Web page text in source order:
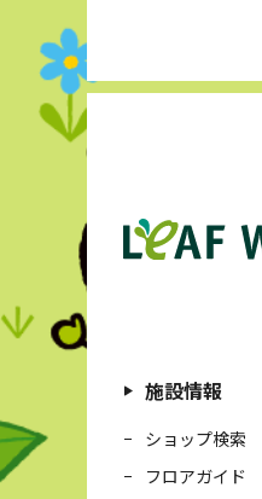
施設情報
ショップ検索
フロアガイド